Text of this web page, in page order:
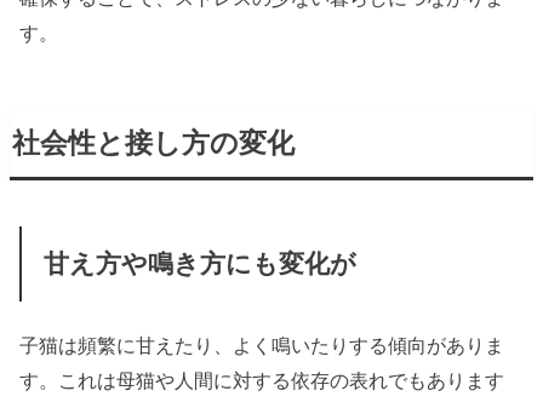
す。
社会性と接し方の変化
甘え方や鳴き方にも変化が
子猫は頻繁に甘えたり、よく鳴いたりする傾向がありま
す。これは母猫や人間に対する依存の表れでもあります